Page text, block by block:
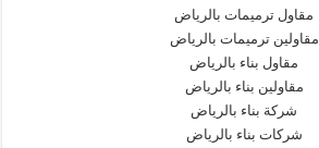
مقاول ترميمات بالرياض
مقاولين ترميمات بالرياض
مقاول بناء بالرياض
مقاولين بناء بالرياض
شركة بناء بالرياض
شركات بناء بالرياض